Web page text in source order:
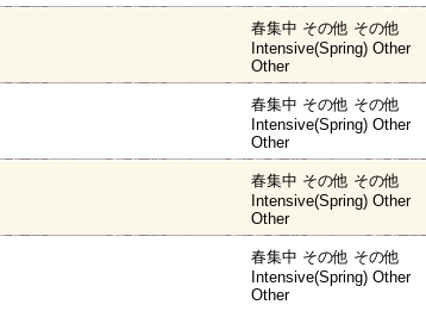
春集中 その他 その他
Intensive(Spring) Other
Other
春集中 その他 その他
Intensive(Spring) Other
Other
春集中 その他 その他
Intensive(Spring) Other
Other
春集中 その他 その他
Intensive(Spring) Other
Other